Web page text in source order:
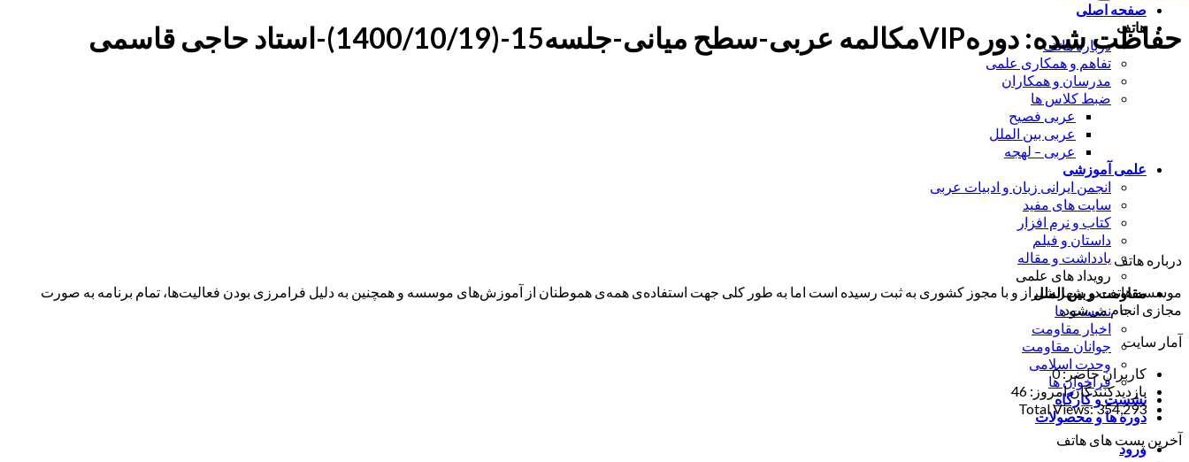
صفحه اصلی
هاتف
درباره هاتف
تفاهم و همکاری علمی
مدرسان و همکاران
ضبط کلاس ها
عربی فصیح
عربی بین الملل
عربی – لهجه
علمی آموزشی
انجمن ایرانی زبان و ادبیات عربی
سایت های مفید
کتاب و نرم افزار
داستان و فیلم
یادداشت و مقاله
رویداد های علمی
مقاومت و بین الملل
نشست ها
اخبار مقاومت
جوانان مقاومت
وحدت اسلامی
فراخوان ها
نشست و کارگاه
دوره ها و محصولات
ورود
حفاظت شده: دورهVIPمکالمه عربی-سطح میانی-جلسه15-(1400/10/19)-استاد حاجی قاسمی
درباره هاتف
موسسه هاتف در شهر شیراز و با مجوز کشوری به ثبت رسیده است اما به طور کلی جهت استفاده‌ی همه‌ی هموطنان از آموزش‌های موسسه و همچنین به دلیل فرامرزی بودن فعالیت‌ها، تمام برنامه به صورت
مجازی انجام می‌شود.
آمار سایت
کاربران حاضر:0
بازدیدکنندگان امروز: 46
Total Views:354,293
آخرین پست های هاتف